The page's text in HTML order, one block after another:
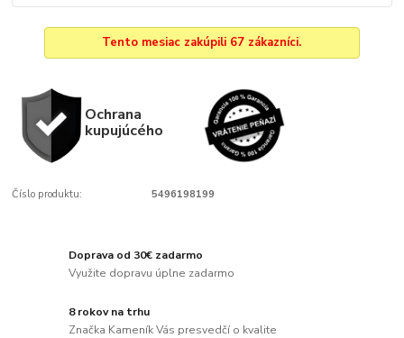
Tento mesiac zakúpili 67 zákazníci.
Ochrana
kupujúcého
Číslo produktu: 5496198199
Doprava od 30€ zadarmo
Využite dopravu úplne zadarmo
8 rokov na trhu
Značka Kameník Vás presvedčí o kvalite